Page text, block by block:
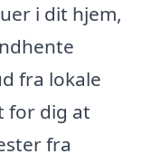
i dit hjem,
fra lokale
for dig at
fra